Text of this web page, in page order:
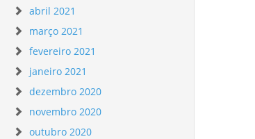
abril 2021
março 2021
fevereiro 2021
janeiro 2021
dezembro 2020
novembro 2020
outubro 2020